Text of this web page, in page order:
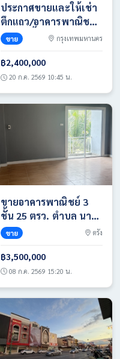
ประกาศขายและให้เช่า
ตึกแถว/อาคารพาณิชย์
สูง 4.5 ชั้น พร้อมดาดฟ้า
ตั้งอยู่ติดถนนใหญ่ใน
ทำเลธุรกิจและการค้า
เขตหนองจอก กรุงเทพฯ
มีพื้นที่ใช้สอยกว้างขวาง
และระบบไฟฟ้า
อุตสาหกรรมรองรับ
ขาย กรุงเทพมหานคร
฿2,400,000
20 ก.ค. 2569 10:45 น.
ขายอาคารพาณิชย์ 3
ชั้น 25 ตรว. ตำบล นา
ท่ามเหนือ อำเภอเมือง
ตรัง จังหวัดตรัง
ขาย ตรัง
฿3,500,000
08 ก.ค. 2569 15:20 น.